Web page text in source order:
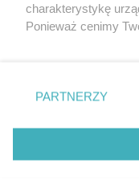
Aktualności
Tcz24
Historia miasta
charakterystykę
Ponieważ cenimy
znajdujący się w
przetwarzaniu.
PARTNERZY